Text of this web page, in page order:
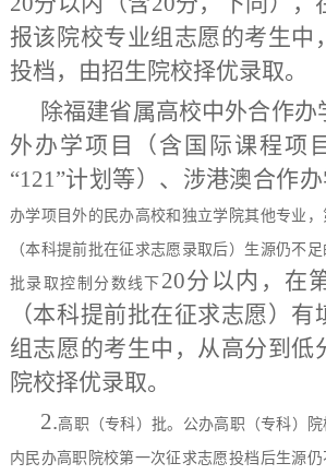
报该院校专业组志愿的考生中
投档，由招生院校择优录取。
除福建省属高校中外合作办
外办学项目（含 国际课程项
“121”计划等）、 涉港澳合作办
办学项目外的民办高校和独立学院其他专业
（本科提前批在征求志愿录取后）生源仍不
批录取控制分数线下 20分以内，在
（本科提前批在征求志愿）
组志愿的考生中，从高分到低
院校择优录取。
2.高职（专科）批。公办高职（专科）
内民办高职院校第一次征求志愿投档后生源